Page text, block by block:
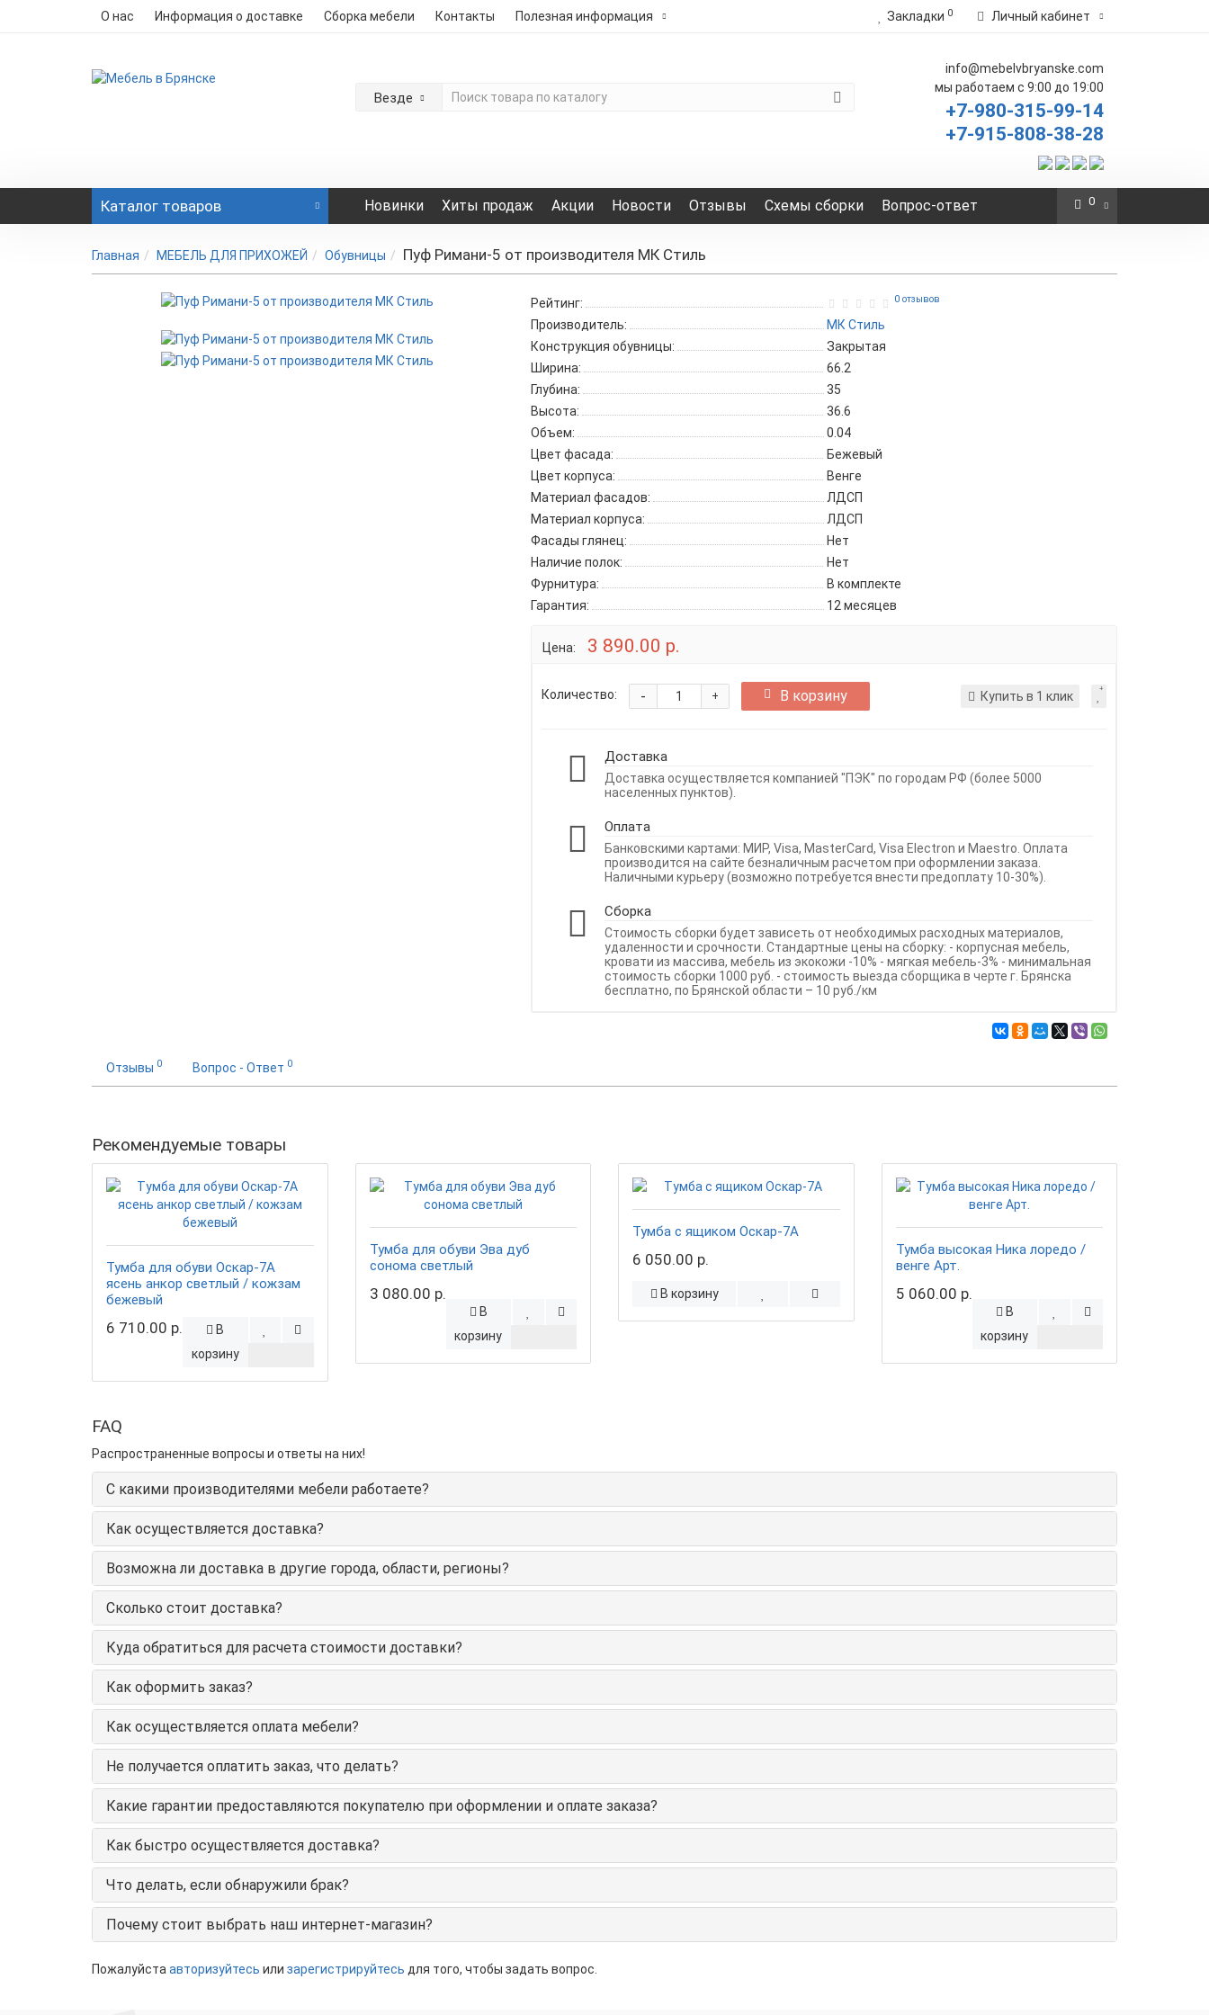
О нас Информация о доставке Сборка мебели Контакты Полезная информация Закладки 0 Личный кабинет
Везде
info@mebelvbryanske.com
мы работаем с 9:00 до 19:00
+7-980-315-99-14
+7-915-808-38-28
Каталог товаров Новинки Хиты продаж Акции Новости Отзывы Схемы сборки Вопрос-ответ 0
Главная МЕБЕЛЬ ДЛЯ ПРИХОЖЕЙ Обувницы Пуф Римани-5 от производителя МК Стиль
Рейтинг: 0 отзывов
Производитель:
МК Стиль
Конструкция обувницы:
Закрытая
Ширина:
66.2
Глубина:
35
Высота:
36.6
Объем:
0.04
Цвет фасада:
Бежевый
Цвет корпуса:
Венге
Материал фасадов:
ЛДСП
Материал корпуса:
ЛДСП
Фасады глянец:
Нет
Наличие полок:
Нет
Фурнитура:
В комплекте
Гарантия:
12 месяцев
Цена: 3 890.00 р.
Количество: +
- В корзину Купить в 1 клик
Доставка
Доставка осуществляется компанией "ПЭК" по городам РФ (более 5000
населенных пунктов).
Оплата
Банковскими картами: МИР, Visa, MasterCard, Visa Electron и Maestro. Оплата
производится на сайте безналичным расчетом при оформлении заказа.
Наличными курьеру (возможно потребуется внести предоплату 10-30%).
Сборка
Стоимость сборки будет зависеть от необходимых расходных материалов,
удаленности и срочности. Стандартные цены на сборку: - корпусная мебель,
кровати из массива, мебель из экокожи -10% - мягкая мебель-3% - минимальная
стоимость сборки 1000 руб. - стоимость выезда сборщика в черте г. Брянска
бесплатно, по Брянской области – 10 руб./км
Отзывы 0 Вопрос - Ответ 0
Рекомендуемые товары
Тумба для обуви Оскар-7А
ясень анкор светлый / кожзам
бежевый
6 710.00 р.
В
корзину
Тумба для обуви Эва дуб
сонома светлый
3 080.00 р.
В
корзину
Тумба с ящиком Оскар-7А
6 050.00 р.
В корзину
Тумба высокая Ника лоредо /
венге Арт.
5 060.00 р.
В
корзину
FAQ
Распространенные вопросы и ответы на них!
С какими производителями мебели работаете?
Как осуществляется доставка?
Возможна ли доставка в другие города, области, регионы?
Сколько стоит доставка?
Куда обратиться для расчета стоимости доставки?
Как оформить заказ?
Как осуществляется оплата мебели?
Не получается оплатить заказ, что делать?
Какие гарантии предоставляются покупателю при оформлении и оплате заказа?
Как быстро осуществляется доставка?
Что делать, если обнаружили брак?
Почему стоит выбрать наш интернет-магазин?
Пожалуйста авторизуйтесь или зарегистрируйтесь для того, чтобы задать вопрос.